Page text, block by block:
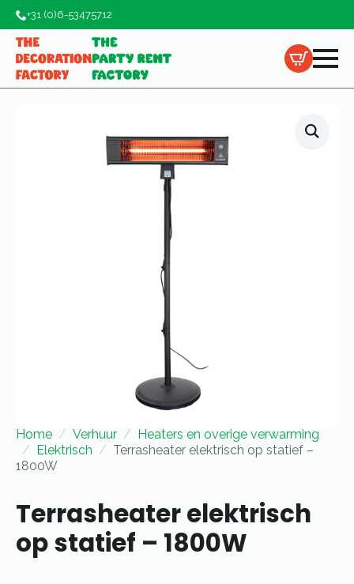
+31 (0)6-53475712
Home Verhuur
Heaters en overige verwarming
Elektrisch
Terrasheater elektrisch op statief –
1800W
Terrasheater elektrisch
op statief – 1800W